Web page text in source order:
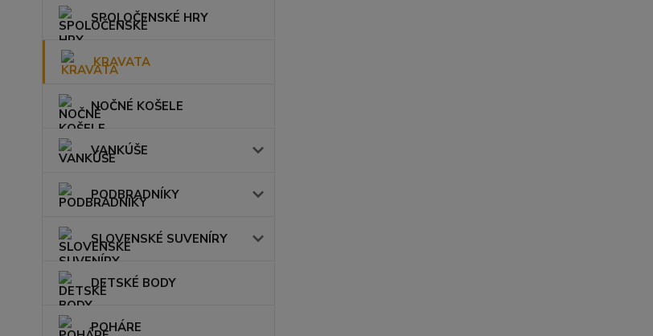
SPOLOČENSKÉ HRY
KRAVATA
NOČNÉ KOŠELE
VANKÚŠE
PODBRADNÍKY
SLOVENSKÉ SUVENÍRY
DETSKÉ BODY
POHÁRE